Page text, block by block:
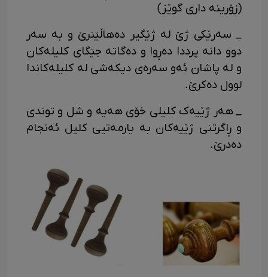
(زۆرینه داری گوێز)
_ سه‌رێکی ژێ له ژێگیر ده‌هاڵێنرێ و به سه‌ر
دوو دانه پرددا ده‌ڕوا و ده‌گاته جێگای کلیله‌کان
و له پاشان ئه‌و سه‌ره‌ی دیکه‌شی له کلیله‌کاندا
لوول ده‌کرێ.
_ هه‌ر ژێیه‌ک کلیلی خۆی هه‌یه و شل و توندی
و ڕاگرتنی ژێیه‌کان به یارمه‌تیی کلیل ئه‌نجام
ده‌درێ.